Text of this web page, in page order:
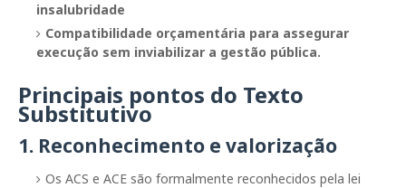
insalubridade
Compatibilidade orçamentária para assegurar
execução sem inviabilizar a gestão pública.
Principais pontos do Texto
Substitutivo
1. Reconhecimento e valorização
Os ACS e ACE são formalmente reconhecidos pela lei